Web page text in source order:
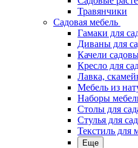
Травянчики
Садовая мебель
Гамаки для
Диваны для
Качели
Кресло для
Лавка,
Мебель из
Наборы
Столы для
Стулья для
Текстиль для
Еще